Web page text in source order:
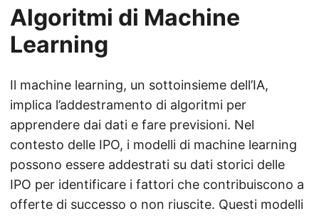
Algoritmi di Machine
Learning
Il machine learning, un sottoinsieme dell’IA,
implica l’addestramento di algoritmi per
apprendere dai dati e fare previsioni. Nel
contesto delle IPO, i modelli di machine learning
possono essere addestrati su dati storici delle
IPO per identificare i fattori che contribuiscono a
offerte di successo o non riuscite. Questi modelli